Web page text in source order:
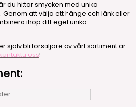
du hittar smycken med unika
att välja ett hänge och länk eller
ihop ditt eget unika
själv bli försäljare av vårt sortiment är
kontakta oss!